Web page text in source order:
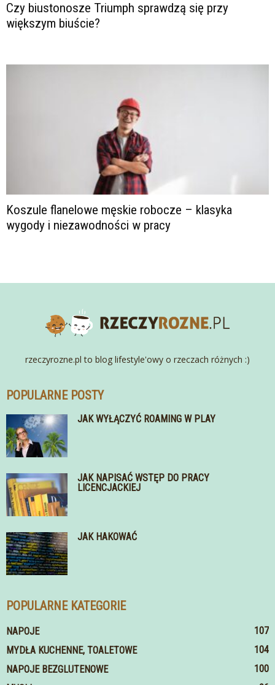
Czy biustonosze Triumph sprawdzą się przy
większym biuście?
Koszule flanelowe męskie robocze – klasyka
wygody i niezawodności w pracy
rzeczyrozne.pl to blog lifestyle'owy o rzeczach różnych :)
POPULARNE POSTY
JAK WYŁĄCZYĆ ROAMING W PLAY
JAK NAPISAĆ WSTĘP DO PRACY
LICENCJACKIEJ
JAK HAKOWAĆ
POPULARNE KATEGORIE
NAPOJE
107
MYDŁA KUCHENNE, TOALETOWE
104
NAPOJE BEZGLUTENOWE
100